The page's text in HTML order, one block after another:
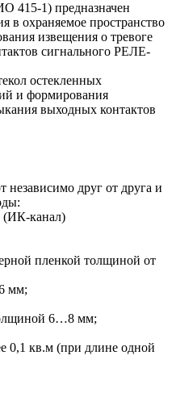
415-1) предназначен
в охраняемое пространство
извещения о тревоге
сигнального РЕЛЕ-
остекленных
и формирования
выходных контактов
независимо друг от друга и
(ИК-канал)
пленкой толщиной от
мм;
6…8 мм;
0,1 кв.м (при длине одной